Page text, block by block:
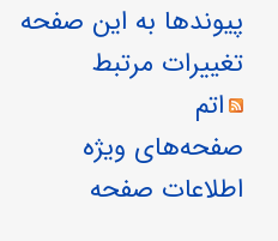
پیوندها به این صفحه
تغییرات مرتبط
اتم
صفحه‌های ویژه
اطلاعات صفحه